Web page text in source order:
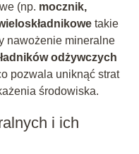
(np. mocznik,
takie
nawożenie mineralne
odżywczych
pozwala uniknąć strat
środowiska.
i ich